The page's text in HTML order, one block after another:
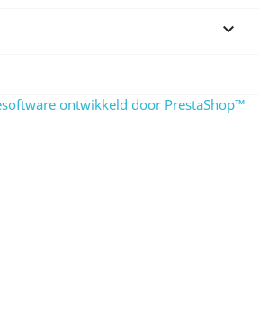

ontwikkeld door PrestaShop™